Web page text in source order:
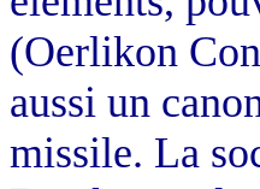
(Oerlikon
aussi un
missile. La